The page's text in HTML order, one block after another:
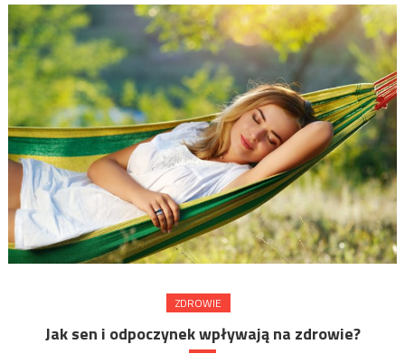
ZDROWIE
Jak sen i odpoczynek wpływają na zdrowie?